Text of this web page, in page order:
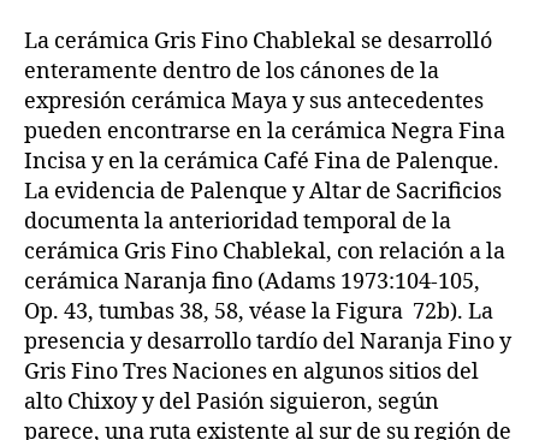
La cerámica Gris Fino Chablekal se desarrolló
enteramente dentro de los cánones de la
expresión cerámica Maya y sus antecedentes
pueden encontrarse en la cerámica Negra Fina
Incisa y en la cerámica Café Fina de Palenque.
La evidencia de Palenque y Altar de Sacrificios
documenta la anterioridad temporal de la
cerámica Gris Fino Chablekal, con relación a la
cerámica Naranja fino (Adams 1973:104-105,
Op. 43, tumbas 38, 58, véase la Figura 72b). La
presencia y desarrollo tardío del Naranja Fino y
Gris Fino Tres Naciones en algunos sitios del
alto Chixoy y del Pasión siguieron, según
parece, una ruta existente al sur de su región de